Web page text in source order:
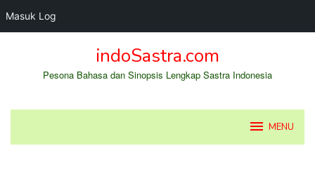
Masuk Log
indoSastra.com
Pesona Bahasa dan Sinopsis Lengkap Sastra Indonesia
MENU